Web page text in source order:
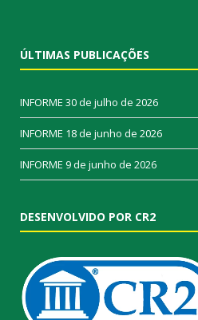
ÚLTIMAS PUBLICAÇÕES
INFORME 30 de julho de 2026
INFORME 18 de junho de 2026
INFORME 9 de junho de 2026
DESENVOLVIDO POR CR2